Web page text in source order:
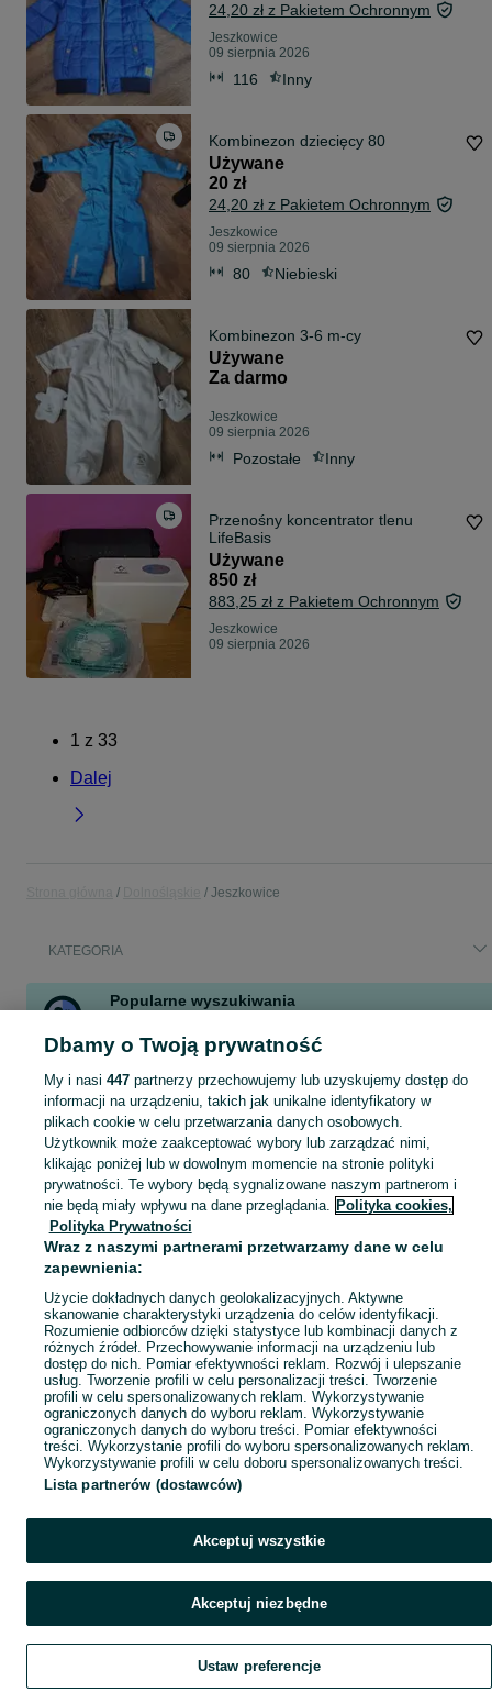
24,20 zł z Pakietem Ochronnym
Jeszkowice
09 sierpnia 2026
116 Inny
Kombinezon dziecięcy 80
Używane
20 zł
24,20 zł z Pakietem Ochronnym
Jeszkowice
09 sierpnia 2026
80 Niebieski
Kombinezon 3-6 m-cy
Używane
Za darmo
Jeszkowice
09 sierpnia 2026
Pozostałe Inny
Przenośny koncentrator tlenu
LifeBasis
Używane
850 zł
883,25 zł z Pakietem Ochronnym
Jeszkowice
09 sierpnia 2026
1 z 33
Dalej
Jeszkowice
KATEGORIA
Popularne wyszukiwania
działka
podnośnik przenośny klimatyzator
Zobacz Więcej
Skorzystaj z największego serwisu ogłoszeniowego - Jeszkowice i okolice! Kupuj to, czego pragniesz i sprzedawaj to, czego już nie potrzebujesz! Zobacz
Mapa kategorii
Mapa miejscowości
Mapa ministron
Szukaj Obserwujesz Dodaj
Dbamy o Twoją prywatność
My i nasi 447partnerzy przechowujemy lub uzyskujemy dostęp do
informacji na urządzeniu, takich jak unikalne identyfikatory w
plikach cookie w celu przetwarzania danych osobowych.
Użytkownik może zaakceptować wybory lub zarządzać nimi,
klikając poniżej lub w dowolnym momencie na stronie polityki
prywatności. Te wybory będą sygnalizowane naszym partnerom i
nie będą miały wpływu na dane przeglądania. Polityka cookies,
Polityka Prywatności
Wraz z naszymi partnerami przetwarzamy dane w celu
zapewnienia:
Użycie dokładnych danych geolokalizacyjnych. Aktywne
skanowanie charakterystyki urządzenia do celów identyfikacji.
Rozumienie odbiorców dzięki statystyce lub kombinacji danych z
różnych źródeł. Przechowywanie informacji na urządzeniu lub
dostęp do nich. Pomiar efektywności reklam. Rozwój i ulepszanie
usług. Tworzenie profili w celu personalizacji treści. Tworzenie
profili w celu spersonalizowanych reklam. Wykorzystywanie
ograniczonych danych do wyboru reklam. Wykorzystywanie
ograniczonych danych do wyboru treści. Pomiar efektywności
treści. Wykorzystanie profili do wyboru spersonalizowanych reklam.
Wykorzystywanie profili w celu doboru spersonalizowanych treści.
Lista partnerów (dostawców)
Akceptuj wszystkie
Akceptuj niezbędne
Ustaw preferencje